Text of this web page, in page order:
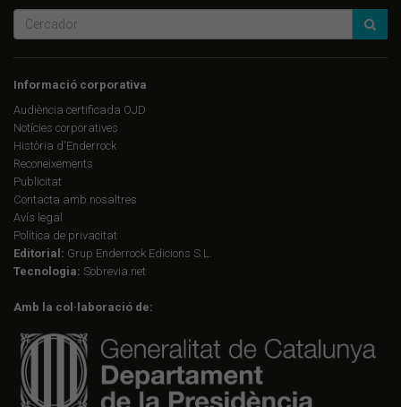
Informació corporativa
Audiència certificada OJD
Notícies corporatives
Història d'Enderrock
Reconeixements
Publicitat
Contacta amb nosaltres
Avís legal
Política de privacitat
Editorial: Grup Enderrock Edicions S.L.
Tecnologia: Sobrevia.net
Amb la col·laboració de: